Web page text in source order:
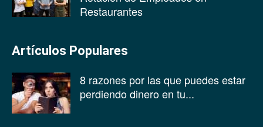
Restaurantes
Artículos Populares
8 razones por las que puedes estar
perdiendo dinero en tu...